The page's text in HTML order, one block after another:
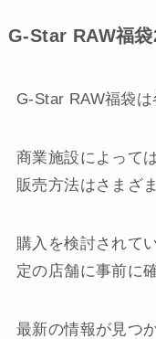
G-Star RAW福袋
G-Star RAW福袋は
商業施設によって
販売方法はさまざま
購入を検討されて
定の店舗に事前に
最新の情報が見つ